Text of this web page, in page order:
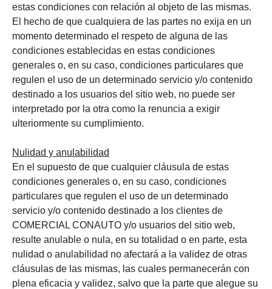
estas condiciones con relación al objeto de las mismas.
El hecho de que cualquiera de las partes no exija en un
momento determinado el respeto de alguna de las
condiciones establecidas en estas condiciones
generales o, en su caso, condiciones particulares que
regulen el uso de un determinado servicio y/o contenido
destinado a los usuarios del sitio web, no puede ser
interpretado por la otra como la renuncia a exigir
ulteriormente su cumplimiento.
Nulidad y anulabilidad
En el supuesto de que cualquier cláusula de estas
condiciones generales o, en su caso, condiciones
particulares que regulen el uso de un determinado
servicio y/o contenido destinado a los clientes de
COMERCIAL CONAUTO y/o usuarios del sitio web,
resulte anulable o nula, en su totalidad o en parte, esta
nulidad o anulabilidad no afectará a la validez de otras
cláusulas de las mismas, las cuales permanecerán con
plena eficacia y validez, salvo que la parte que alegue su